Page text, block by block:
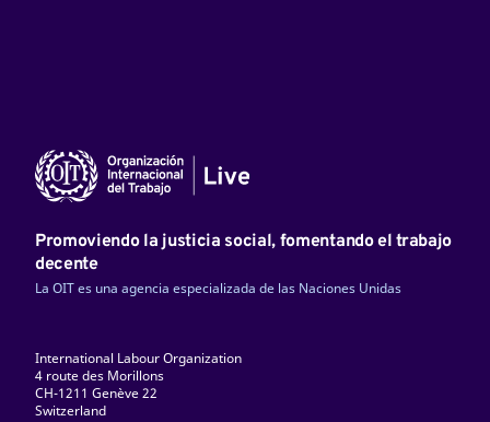
Promoviendo la justicia social, fomentando el trabajo
decente
La OIT es una agencia especializada de las Naciones Unidas
International Labour Organization
4 route des Morillons
CH-1211 Genève 22
Switzerland